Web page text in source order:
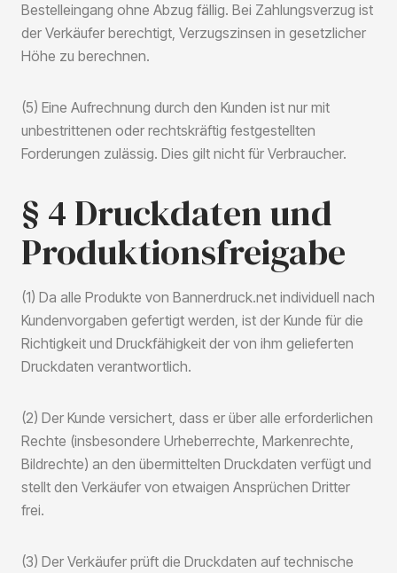
Bestelleingang ohne Abzug fällig. Bei Zahlungsverzug ist
der Verkäufer berechtigt, Verzugszinsen in gesetzlicher
Höhe zu berechnen.
(5) Eine Aufrechnung durch den Kunden ist nur mit
unbestrittenen oder rechtskräftig festgestellten
Forderungen zulässig. Dies gilt nicht für Verbraucher.
§ 4 Druckdaten und
Produktionsfreigabe
(1) Da alle Produkte von Bannerdruck.net individuell nach
Kundenvorgaben gefertigt werden, ist der Kunde für die
Richtigkeit und Druckfähigkeit der von ihm gelieferten
Druckdaten verantwortlich.
(2) Der Kunde versichert, dass er über alle erforderlichen
Rechte (insbesondere Urheberrechte, Markenrechte,
Bildrechte) an den übermittelten Druckdaten verfügt und
stellt den Verkäufer von etwaigen Ansprüchen Dritter
frei.
(3) Der Verkäufer prüft die Druckdaten auf technische